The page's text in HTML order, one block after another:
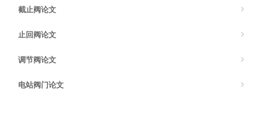
截止阀论文
止回阀论文
调节阀论文
电站阀门论文